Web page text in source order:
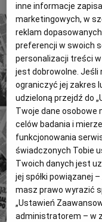
4 miliony
Zyskaj dostęp
Znajdź
inne informacje
marketingowych, w
reklam
preferencji w swoich
personalizacji treści
jest dobrowolne. Jeśli
ograniczyć jej zakres
udzieloną przejdź do
Twoje dane osobowe
celów badania i
funkcjonowania
świadczonych Tobie
Twoich danych jest
jej spółki powiązanej
masz prawo wyrazić
„Ustawień
administratorem – w